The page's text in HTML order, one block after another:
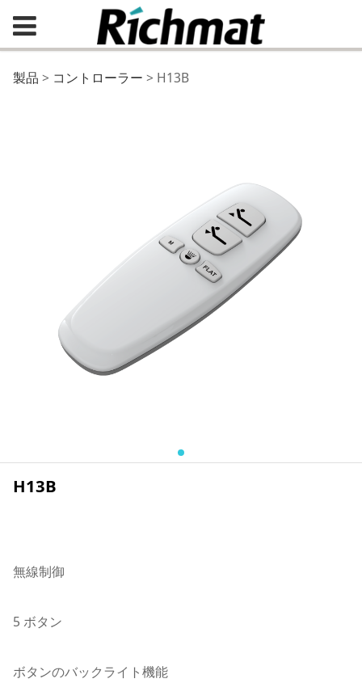
H13B
製品 > コントローラー > H13B
H13B
無線制御
5 ボタン
ボタンのバックライト機能